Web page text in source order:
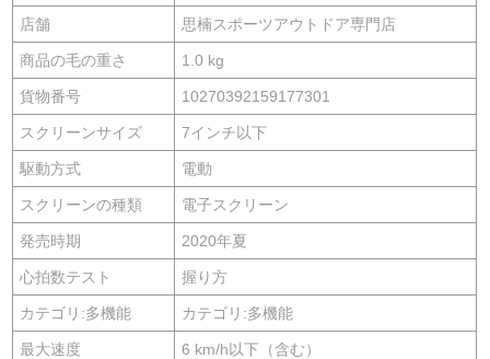
店舗 思楠スポーツアウトドア専門店
商品の毛の重さ 1.0 kg
貨物番号 10270392159177301
スクリーンサイズ 7インチ以下
駆動方式 電動
スクリーンの種類 電子スクリーン
発売時期 2020年夏
心拍数テスト 握り方
カテゴリ:多機能 カテゴリ:多機能
最大速度 6 km/h以下（含む）